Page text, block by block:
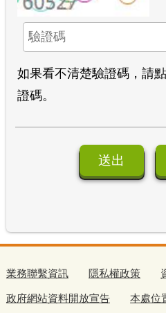
如果看不清楚驗證碼，請
證碼。
業務聯繫資訊 隱私權政策
政府網站資料開放宣告 本處位